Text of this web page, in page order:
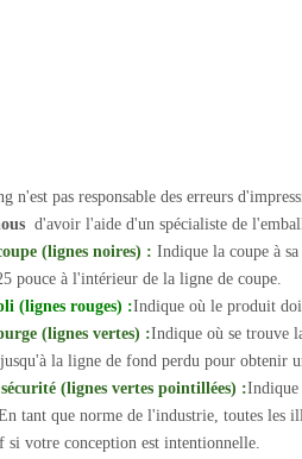
pas responsable des erreurs
d'avoir l'aide d'un spécialiste de
(lignes noires) : Indique la coupe à
pouce à l'intérieur de la ligne de coupe.
(lignes rouges) :Indique où le produit
(lignes vertes) :Indique où se trouve
la ligne de fond perdu pour obtenir
(lignes vertes pointillées) :Indique
tant que norme de l'industrie, toutes les
si votre conception est intentionnelle.